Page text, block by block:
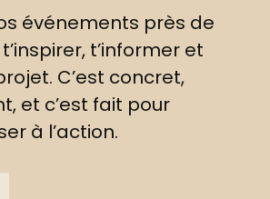
événements près de
t’informer et
C’est concret,
et c’est fait pour
à l’action.